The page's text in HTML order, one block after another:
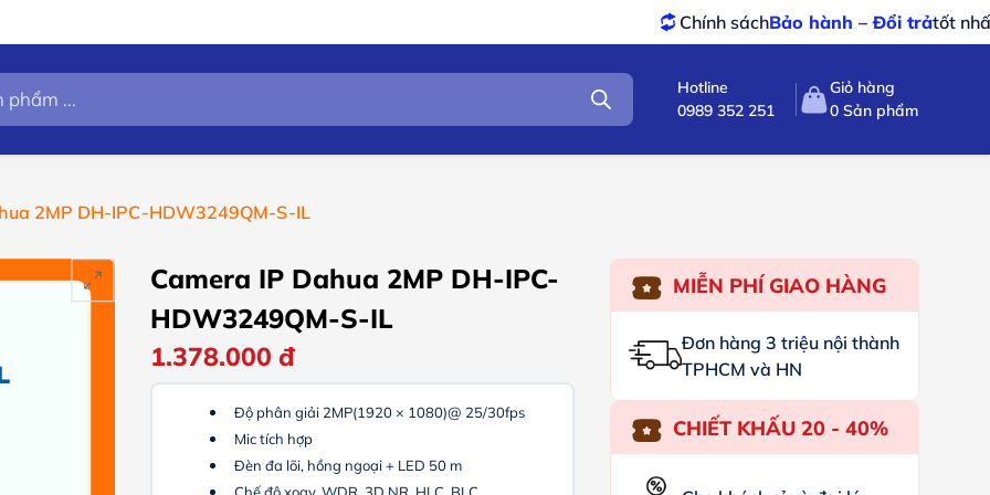
Bảo hành – Đổi trảtốt nhất
Hotline
0989 352 251
Giỏ hàng
0 Sản phẩm
2MP DH-IPC-HDW3249QM-S-IL
Camera IP Dahua 2MP DH-IPC-
HDW3249QM-S-IL
1.378.000đ
Độ phân giải 2MP(1920 × 1080)@ 25/30fps
Mic tích hợp
Đèn đa lõi, hồng ngoại + LED 50 m
MIỄN PHÍ GIAO HÀNG
Đơn hàng 3 triệu nội thành
TPHCM và HN
CHIẾT KHẤU 20 - 40%